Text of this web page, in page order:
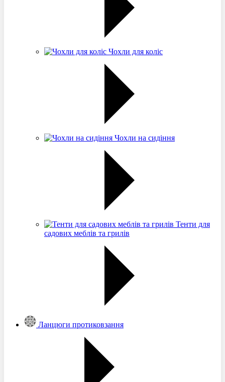
Чохли для коліс
Чохли на сидіння
Тенти для
садових меблів та грилів
Ланцюги протиковзання